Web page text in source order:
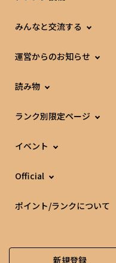
みんなと交流する
運営からのお知らせ
読み物
ランク別限定ページ
イベント
Official
ポイント/ランクについて
新規登録